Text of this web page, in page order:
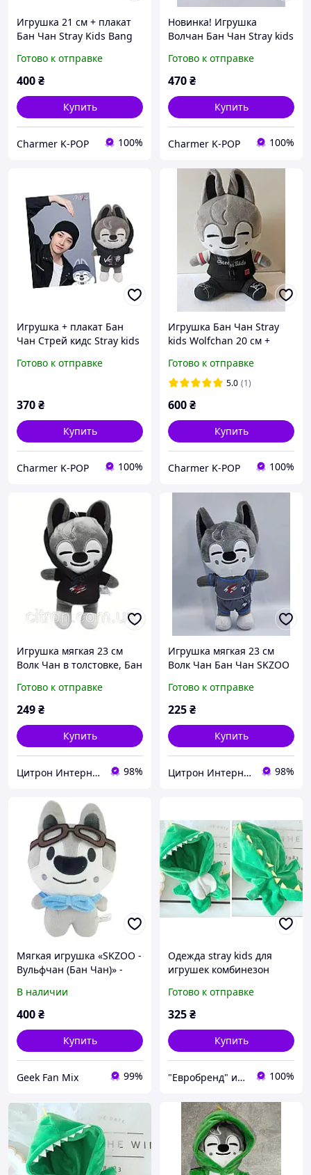
Игрушка 21 см + плакат
Бан Чан Stray Kids Bang
Готово к отправке
400₴
Купить
Charmer K-POP 100%
Новинка! Игрушка
Волчан Бан Чан Stray kids
Готово к отправке
470₴
Купить
Charmer K-POP 100%
Игрушка + плакат Бан
Чан Стрей кидс Stray kids
Готово к отправке
370₴
Купить
Charmer K-POP 100%
Игрушка Бан Чан Stray
kids Wolfchan 20 см +
Готово к отправке
5.0 (1)
600₴
Купить
Charmer K-POP 100%
Игрушка мягкая 23 см
Волк Чан в толстовке, Бан
(Stray kids), wolf chan
Готово к отправке
249₴
Купить
Цитрон Интернет-магазин 98%
Игрушка мягкая 23 см
Волк Чан Бан Чан SKZОО
wolf chan
Готово к отправке
225₴
Купить
Цитрон Интернет-магазин 98%
Мягкая игрушка «SKZOO -
Вульфчан (Бан Чан)» -
ver.)
В наличии
400₴
Купить
Geek Fan Mix 99%
Одежда stray kids для
игрушек комбинезон
стрей кидс Феликс бан
чан син мин ли минхо
Готово к отправке
325₴
Купить
"Евробренд" интернет-магазин 100%